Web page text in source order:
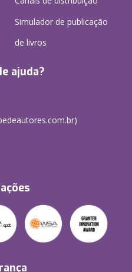
Simulador de publicação
de livros
ajuda?